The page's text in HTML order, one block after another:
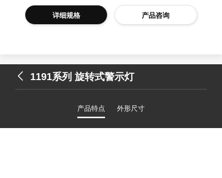
详细规格 产品咨询
1191系列 旋转式警示灯
产品特点 外形尺寸